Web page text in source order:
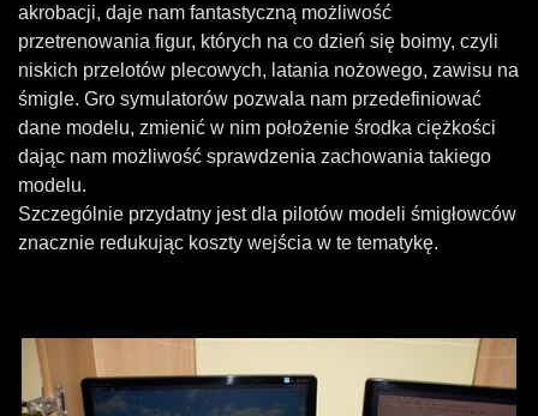
akrobacji, daje nam fantastyczną możliwość
przetrenowania figur, których na co dzień się boimy, czyli
niskich przelotów plecowych, latania nożowego, zawisu na
śmigle. Gro symulatorów pozwala nam przedefiniować
dane modelu, zmienić w nim położenie środka ciężkości
dając nam możliwość sprawdzenia zachowania takiego
modelu.
Szczególnie przydatny jest dla pilotów modeli śmigłowców
znacznie redukując koszty wejścia w te tematykę.